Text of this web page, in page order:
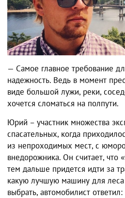
— Самое главное требование
надежность. Ведь в момент
виде большой лужи, реки,
хочется сломаться на полпути.
Юрий – участник множества
спасательных, когда
из непроходимых мест, с
внедорожника. Он считает, что
тем дальше придется идти за
какую лучшую машину для
выбрать, автомобилист ответил: